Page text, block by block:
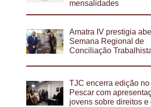
mensalidades
Amatra IV prestigia
Semana Regional de
Conciliação
TJC encerra edição
Pescar com
jovens sobre direitos